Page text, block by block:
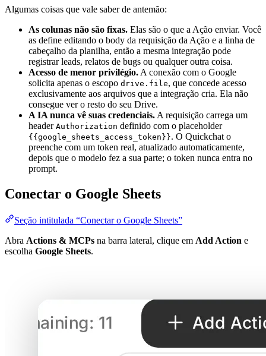
Algumas coisas que vale saber de antemão:
As colunas não são fixas. Elas são o que a Ação enviar. Você
as define editando o body da requisição da Ação e a linha de
cabeçalho da planilha, então a mesma integração pode
registrar leads, relatos de bugs ou qualquer outra coisa.
Acesso de menor privilégio. A conexão com o Google
solicita apenas o escopo drive.file, que concede acesso
exclusivamente aos arquivos que a integração cria. Ela não
consegue ver o resto do seu Drive.
A IA nunca vê suas credenciais. A requisição carrega um
header Authorization definido com o placeholder
{{google_sheets_access_token}}. O Quickchat o
preenche com um token real, atualizado automaticamente,
depois que o modelo fez a sua parte; o token nunca entra no
prompt.
Conectar o Google Sheets
Seção intitulada “Conectar o Google Sheets”
Abra Actions & MCPs na barra lateral, clique em Add Action e
escolha Google Sheets.